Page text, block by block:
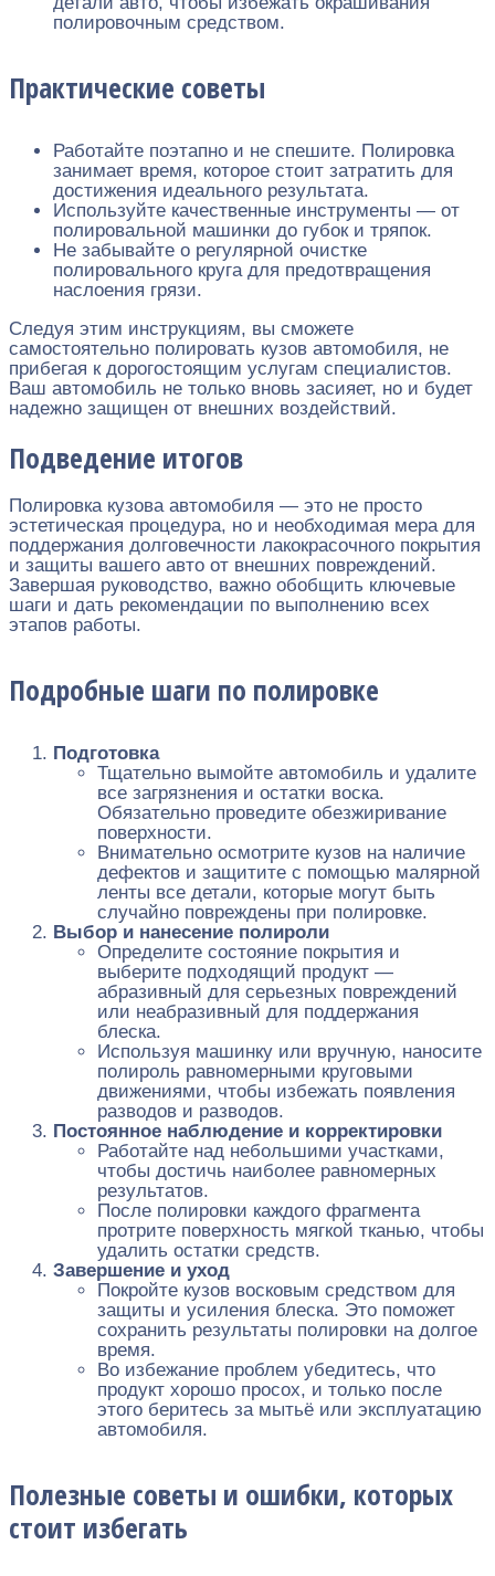
полировочным средством.
Практические советы
Работайте поэтапно и не спешите. Полировка
занимает время, которое стоит затратить для
достижения идеального результата.
Используйте качественные инструменты — от
полировальной машинки до губок и тряпок.
Не забывайте о регулярной очистке
полировального круга для предотвращения
наслоения грязи.
Следуя этим инструкциям, вы сможете
самостоятельно полировать кузов автомобиля, не
прибегая к дорогостоящим услугам специалистов.
Ваш автомобиль не только вновь засияет, но и будет
надежно защищен от внешних воздействий.
Подведение итогов
Полировка кузова автомобиля — это не просто
эстетическая процедура, но и необходимая мера для
поддержания долговечности лакокрасочного покрытия
и защиты вашего авто от внешних повреждений.
Завершая руководство, важно обобщить ключевые
шаги и дать рекомендации по выполнению всех
этапов работы.
Подробные шаги по полировке
Подготовка
Тщательно вымойте автомобиль и удалите
все загрязнения и остатки воска.
Обязательно проведите обезжиривание
поверхности.
Внимательно осмотрите кузов на наличие
дефектов и защитите с помощью малярной
ленты все детали, которые могут быть
случайно повреждены при полировке.
Выбор и нанесение полироли
Определите состояние покрытия и
выберите подходящий продукт —
абразивный для серьезных повреждений
или неабразивный для поддержания
блеска.
Используя машинку или вручную, наносите
полироль равномерными круговыми
движениями, чтобы избежать появления
разводов и разводов.
Постоянное наблюдение и корректировки
Работайте над небольшими участками,
чтобы достичь наиболее равномерных
результатов.
После полировки каждого фрагмента
протрите поверхность мягкой тканью, чтобы
удалить остатки средств.
Завершение и уход
Покройте кузов восковым средством для
защиты и усиления блеска. Это поможет
сохранить результаты полировки на долгое
время.
Во избежание проблем убедитесь, что
продукт хорошо просох, и только после
этого беритесь за мытьё или эксплуатацию
автомобиля.
Полезные советы и ошибки, которых
стоит избегать